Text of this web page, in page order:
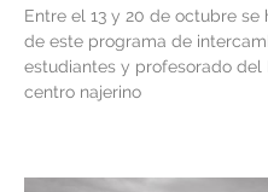
Entre el 13 y 20 de octubre
de este programa de
estudiantes y profesorado
centro najerino